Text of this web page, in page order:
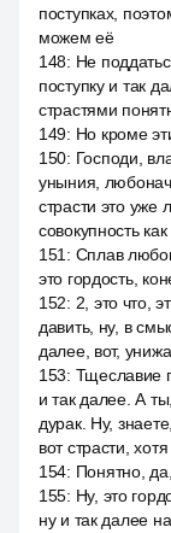
поступках,
можем её
148: Не
поступку и так
страстями
149: Но кроме
150: Господи,
уныния,
страсти это уже
совокупность как
151 : Сплав
это гордость,
152: 2, это что,
давить, ну, в
далее, вот,
153: Тщеславие
и так далее. А
дурак. Ну,
вот страсти,
154: Понятно,
155: Ну, это
ну и так далее